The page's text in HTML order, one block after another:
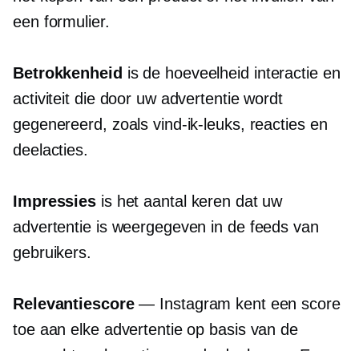
een formulier.
Betrokkenheid is de hoeveelheid interactie en
activiteit die door uw advertentie wordt
gegenereerd, zoals vind-ik-leuks, reacties en
deelacties.
Impressies is het aantal keren dat uw
advertentie is weergegeven in de feeds van
gebruikers.
Relevantiescore— Instagram kent een score
toe aan elke advertentie op basis van de